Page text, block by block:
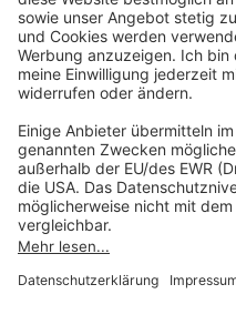
Mo-Do 07:30 - 17:00 Uhr
Fr 07:30 - 15:00 Uhr
Folgen Sie
Impressum
Datenschutz